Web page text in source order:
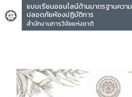
แบบเรียนออนไลน์ด้านมาตรฐานความ
ปลอดภัยห้องปฏิบัติการ
สำนักงานการวิจัยแห่งชาติ